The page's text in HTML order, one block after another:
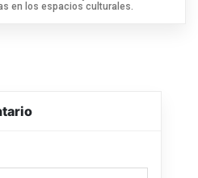
en los espacios culturales.